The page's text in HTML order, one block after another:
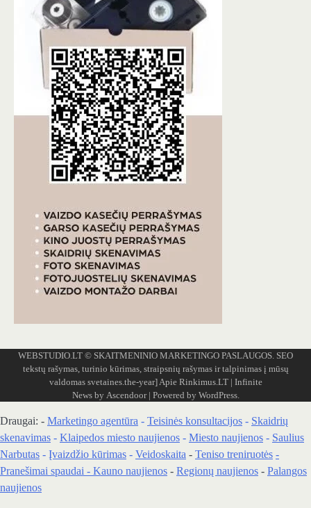
WEBSTUDIO.LT © SKAITMENINIO MARKETINGO PASLAUGOS. SEO
tekstų rašymas, turinio kūrimas, straipsnių rašymas ir talpinimas į mūsų
valdomas svetaines.the-year] Apie Rinkimus.LT| Infinite
News by Ascendoor| Powered by WordPress.
Draugai: - Marketingo agentūra - Teisinės konsultacijos - Skaidrių
skenavimas - Klaipedos miesto naujienos - Miesto naujienos - Saulius
Narbutas - Įvaizdžio kūrimas - Veidoskaita - Teniso treniruotės -
Pranešimai spaudai - Kauno naujienos - Regionų naujienos - Palangos
naujienos